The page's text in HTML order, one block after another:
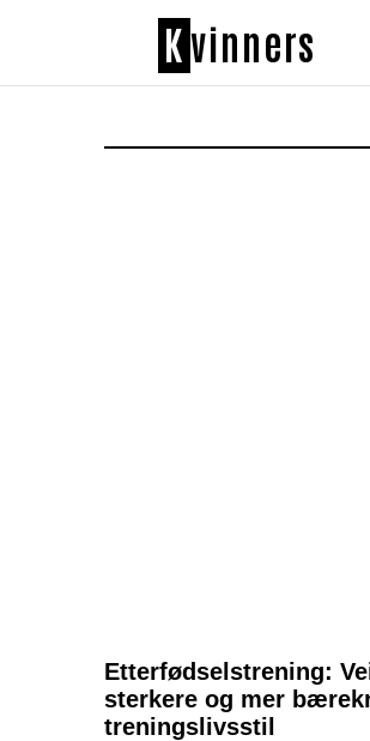
Kvinners
Etterfødselstrening:
sterkere og mer
treningslivsstil